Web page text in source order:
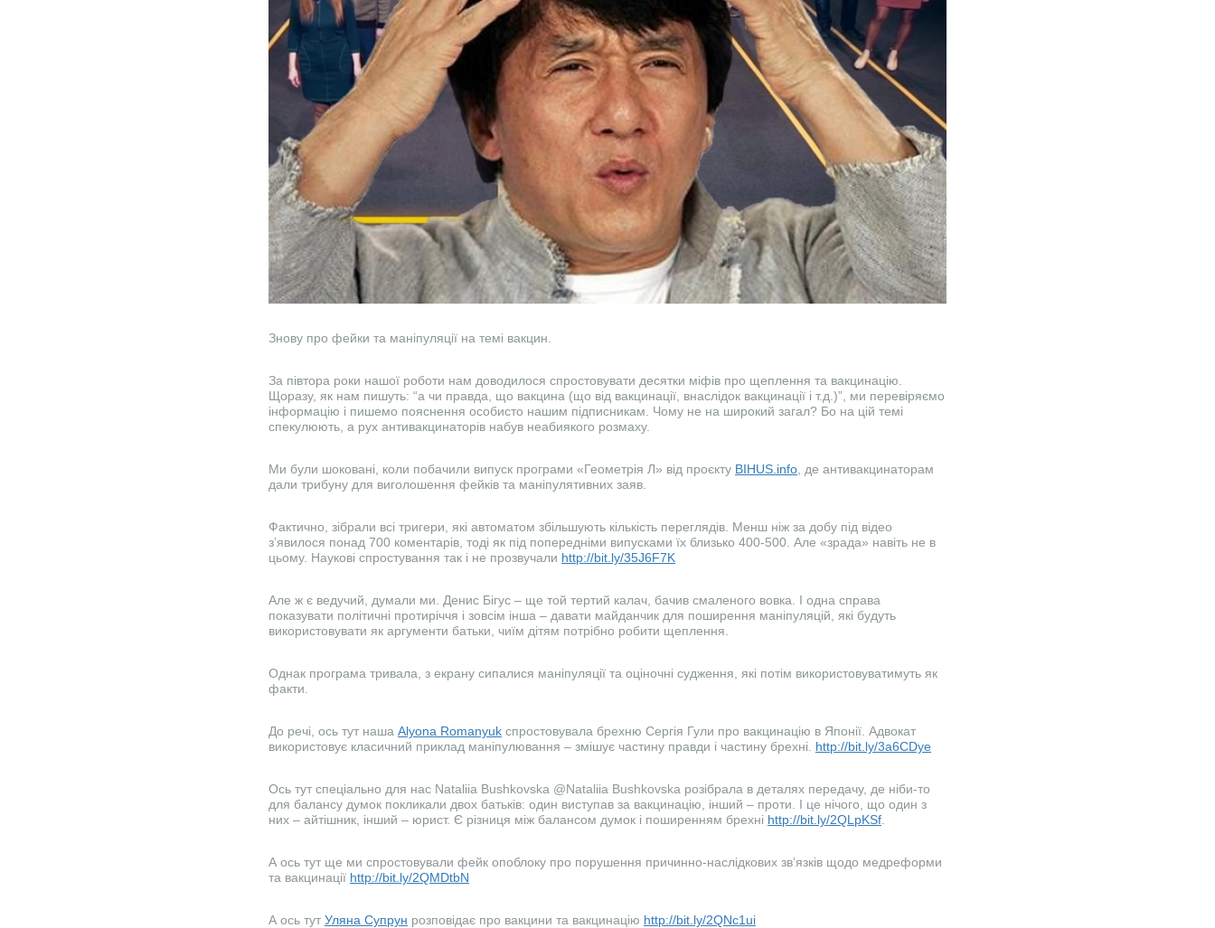
Знову про фейки та маніпуляції на темі вакцин.
За півтора роки нашої роботи нам доводилося спростовувати десятки міфів про щеплення та вакцинацію.
Щоразу, як нам пишуть: “а чи правда, що вакцина (що від вакцинації, внаслідок вакцинації і т.д.)”, ми перевіряємо
інформацію і пишемо пояснення особисто нашим підписникам. Чому не на широкий загал? Бо на цій темі
спекулюють, а рух антивакцинаторів набув неабиякого розмаху.
Ми були шоковані, коли побачили випуск програми «Геометрія Л» від проєкту BIHUS.info , де антивакцинаторам
дали трибуну для виголошення фейків та маніпулятивних заяв.
Фактично, зібрали всі тригери, які автоматом збільшують кількість переглядів. Менш ніж за добу під відео
з’явилося понад 700 коментарів, тоді як під попередніми випусками їх близько 400-500. Але «зрада» навіть не в
цьому. Наукові спростування так і не прозвучали http://bit.ly/35J6F7K
Але ж є ведучий, думали ми. Денис Бігус – ще той тертий калач, бачив смаленого вовка. І одна справа
показувати політичні протиріччя і зовсім інша – давати майданчик для поширення маніпуляцій, які будуть
використовувати як аргументи батьки, чиїм дітям потрібно робити щеплення.
Однак програма тривала, з екрану сипалися маніпуляції та оціночні судження, які потім використовуватимуть як
факти.
До речі, ось тут наша Alyona Romanyuk спростовувала брехню Сергія Гули про вакцинацію в Японії. Адвокат
використовує класичний приклад маніпулювання – змішує частину правди і частину брехні. http://bit.ly/3a6CDye
Ось тут спеціально для нас Nataliia Bushkovska @Nataliia Bushkovska розібрала в деталях передачу, де ніби-то
для балансу думок покликали двох батьків: один виступав за вакцинацію, інший – проти. І це нічого, що один з
них – айтішник, інший – юрист. Є різниця між балансом думок і поширенням брехні http://bit.ly/2QLpKSf
А ось тут ще ми спростовували фейк опоблоку про порушення причинно-наслідкових зв’язків щодо медреформи
та вакцинації http://bit.ly/2QMDtbN
А ось тут Уляна Супрун розповідає про вакцини та вакцинацію http://bit.ly/2QNc1ui